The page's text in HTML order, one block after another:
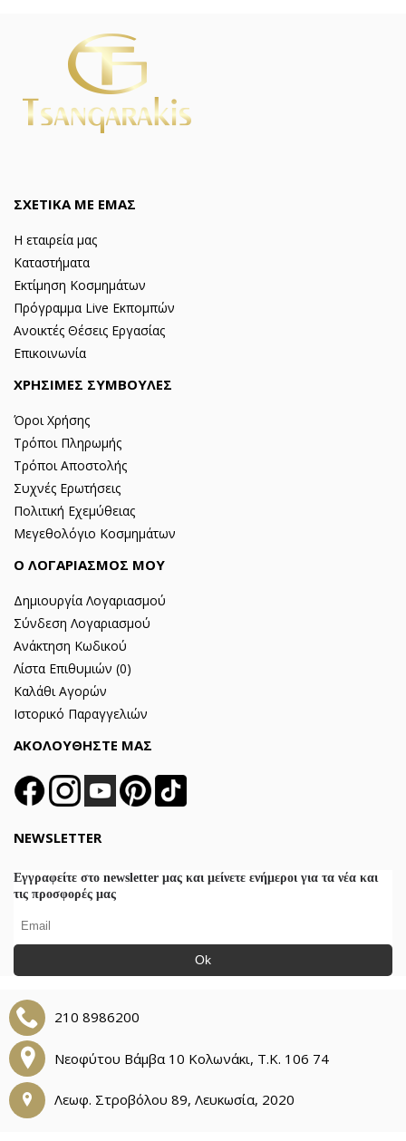
ΣΧΕΤΙΚΑ ΜΕ ΕΜΑΣ
Η εταιρεία μας
Καταστήματα
Εκτίμηση Κοσμημάτων
Πρόγραμμα Live Εκπομπών
Ανοικτές Θέσεις Εργασίας
Επικοινωνία
ΧΡΗΣΙΜΕΣ ΣΥΜΒΟΥΛΕΣ
Όροι Χρήσης
Τρόποι Πληρωμής
Τρόποι Αποστολής
Συχνές Ερωτήσεις
Πολιτική Εχεμύθειας
Μεγεθολόγιο Κοσμημάτων
Ο ΛΟΓΑΡΙΑΣΜΟΣ ΜΟΥ
Δημιουργία Λογαριασμού
Σύνδεση Λογαριασμού
Ανάκτηση Κωδικού
Λίστα Επιθυμιών (0)
Καλάθι Αγορών
Ιστορικό Παραγγελιών
ΑΚΟΛΟΥΘΗΣΤΕ ΜΑΣ
NEWSLETTER
Εγγραφείτε στο newsletter μας και μείνετε ενήμεροι για τα νέα και
τις προσφορές μας
Ok
210 8986200
Νεοφύτου Βάμβα 10 Κολωνάκι, Τ.Κ. 106 74
Λεωφ. Στροβόλου 89, Λευκωσία, 2020